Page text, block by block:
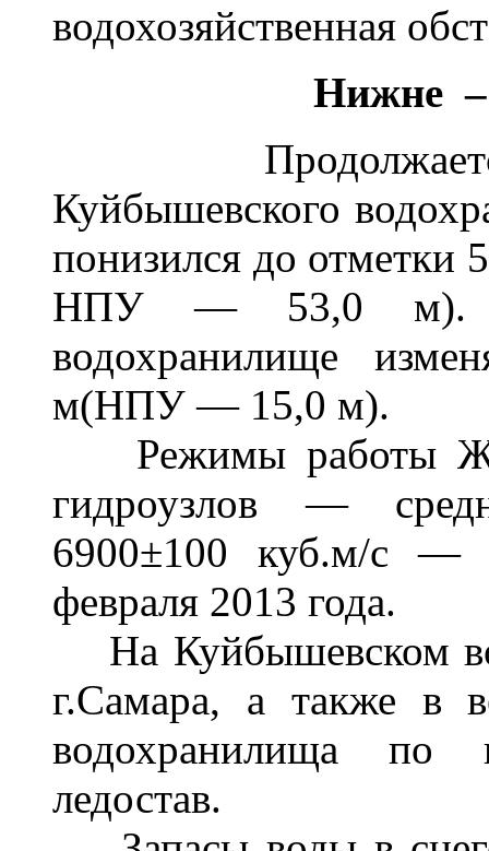
водохозяйственная
Нижне
Продолжается
Куйбышевского
понизился до отметки
НПУ — 53,0 м).
водохранилище
м(НПУ — 15,0 м).
Режимы работы
гидроузлов —
6900±100 куб.м/с —
февраля 2013 года.
На Куйбышевском
г.Самара, а также в
водохранилища по
ледостав.